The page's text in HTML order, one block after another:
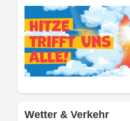
Wetter & Verkehr